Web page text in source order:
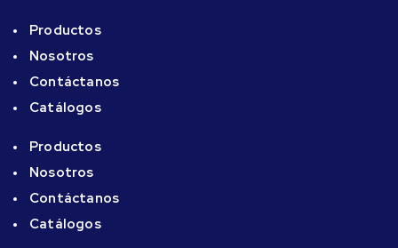
Productos
Nosotros
Contáctanos
Catálogos
Productos
Nosotros
Contáctanos
Catálogos